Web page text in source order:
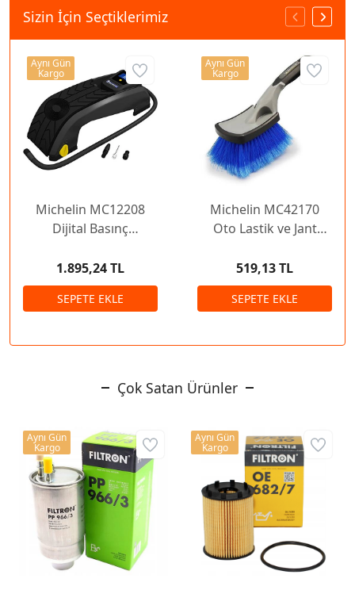
Sizin İçin Seçtiklerimiz
Michelin MC12208
Dijital Basınç
Pompası
1.895,24 TL
Aynı Gün
Kargo
Michelin MC42170
Oto Lastik ve Jant
519,13 TL
Aynı Gün
Kargo
Çok Satan Ürünler
Aynı Gün
Kargo
Aynı Gün
Kargo